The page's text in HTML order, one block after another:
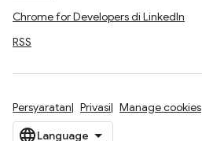
Chrome for Developers di LinkedIn
RSS
Persyaratan Privasi Manage cookies